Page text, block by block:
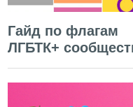
Гайд по флагам
ЛГБТК+